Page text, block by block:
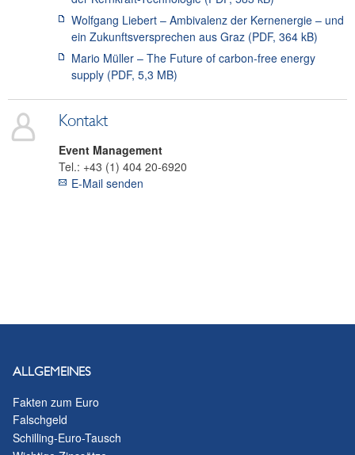
Wolfgang Liebert – Ambivalenz der Kernenergie – und
ein Zukunftsversprechen aus Graz (PDF, 364 kB)
Mario Müller – The Future of carbon-free energy
supply (PDF, 5,3 MB)
Kontakt
Event Management
Tel.: +43 (1) 404 20-6920
E-Mail senden
ALLGEMEINES
Fakten zum Euro
Falschgeld
Schilling-Euro-Tausch